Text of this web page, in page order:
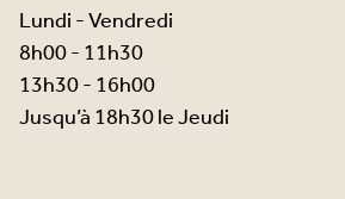
Lundi - Vendredi
8h00 - 11h30
13h30 - 16h00
Jusqu’à 18h30 le Jeudi